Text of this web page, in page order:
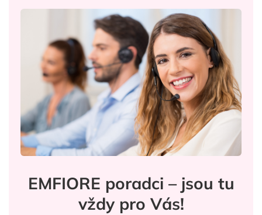
EMFIORE poradci – jsou tu
vždy pro Vás!